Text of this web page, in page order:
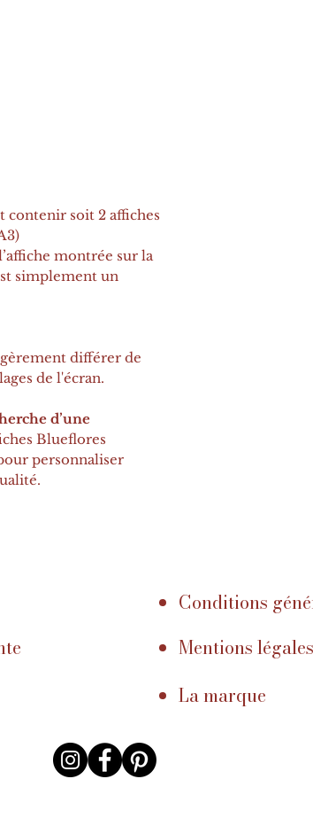
contenir soit 2 affiches
montrée sur la
simplement un
différer de
de l'écran.
d’une
Blueflores
personnaliser
Conditions
Mentions légales
La marque